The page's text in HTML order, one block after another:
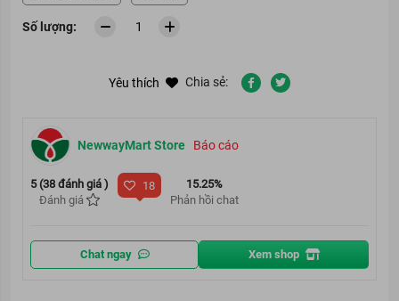
Số lượng:
NewwayMart Store Báo cáo
5 (38 đánh giá )
Đánh giá
18
15.25%
Phản hồi chat
Chat ngay Xem shop
Yêu thích Chia sẻ: